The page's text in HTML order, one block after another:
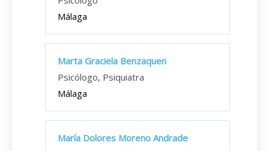
Málaga
Marta Graciela Benzaquen
Psicólogo, Psiquiatra
Málaga
María Dolores Moreno Andrade